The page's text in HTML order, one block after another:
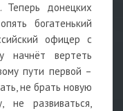
Теперь донецких
богатенький
офицер с
начнёт вертеть
пути первой –
не брать новую
не развиваться,